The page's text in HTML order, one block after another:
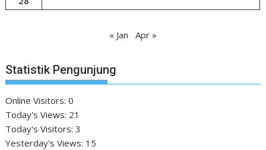
« Jan Apr »
Statistik Pengunjung
Online Visitors:0
Today's Views: 21
Today's Visitors:3
Yesterday's Views: 15